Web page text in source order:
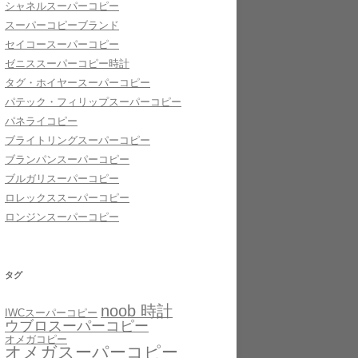
シャネルスーパーコピー
スーパーコピーブランド
セイコースーパーコピー
ゼニススーパーコピー時計
タグ・ホイヤースーパーコピー
パテック・フィリップスーパーコピー
パネライコピー
ブライトリングスーパーコピー
ブランパンスーパーコピー
ブルガリスーパーコピー
ロレックススーパーコピー
ロンジンスーパーコピー
タグ
IWCスーパーコピー noob 時計
ウブロスーパーコピー
オメガコピー
オメガスーパーコピー